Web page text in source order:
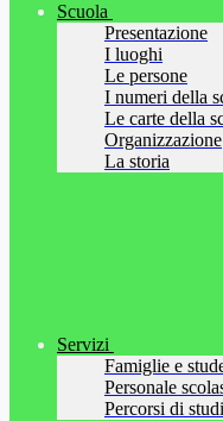
Scuola
Presentazione
I luoghi
Le persone
I numeri della
Le carte della
Organizzazione
La storia
Servizi
Famiglie e
Personale
Percorsi di